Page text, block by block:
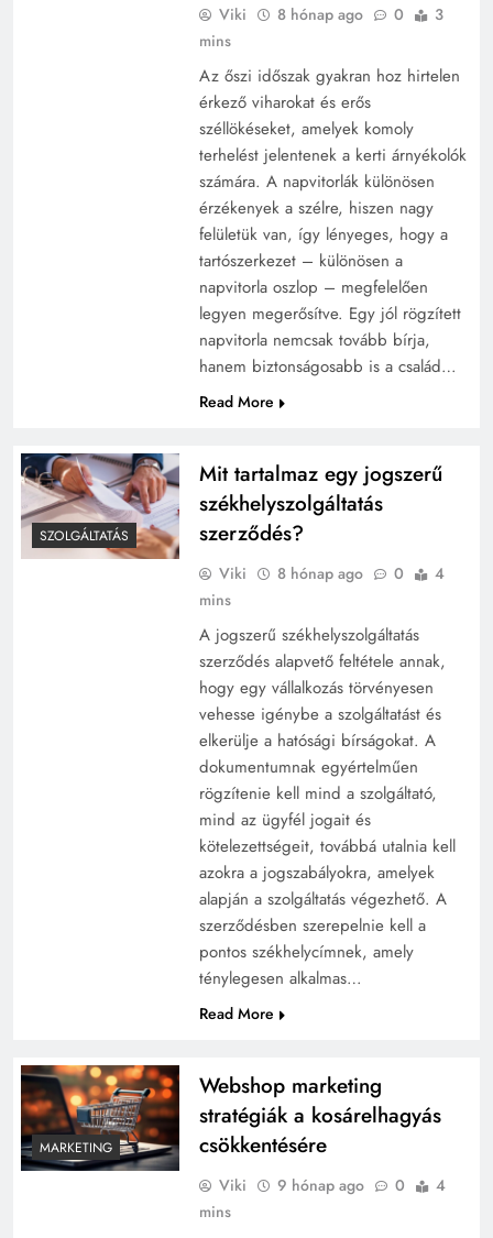
Viki 8 hónap ago 0
3
mins
Az őszi időszak gyakran hoz hirtelen
érkező viharokat és erős
széllökéseket, amelyek komoly
terhelést jelentenek a kerti árnyékolók
számára. A napvitorlák különösen
érzékenyek a szélre, hiszen nagy
felületük van, így lényeges, hogy a
tartószerkezet – különösen a
napvitorla oszlop – megfelelően
legyen megerősítve. Egy jól rögzített
napvitorla nemcsak tovább bírja,
hanem biztonságosabb is a család…
Read More
SZOLGÁLTATÁS
Mit tartalmaz egy jogszerű
székhelyszolgáltatás
szerződés?
Viki 8 hónap ago 0
4
mins
A jogszerű székhelyszolgáltatás
szerződés alapvető feltétele annak,
hogy egy vállalkozás törvényesen
vehesse igénybe a szolgáltatást és
elkerülje a hatósági bírságokat. A
dokumentumnak egyértelműen
rögzítenie kell mind a szolgáltató,
mind az ügyfél jogait és
kötelezettségeit, továbbá utalnia kell
azokra a jogszabályokra, amelyek
alapján a szolgáltatás végezhető. A
szerződésben szerepelnie kell a
pontos székhelycímnek, amely
ténylegesen alkalmas…
Read More
MARKETING
Webshop marketing
stratégiák a kosárelhagyás
csökkentésére
Viki 9 hónap ago 0
4
mins